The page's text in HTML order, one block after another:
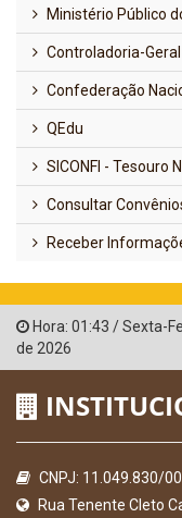
Ministério Público
Controladoria-
Confederação
QEdu
SICONFI - Tesouro
Consultar
Receber
Hora: 01:43 /Sexta-
de 2026
CNPJ: 11.049.830/
Rua Tenente Cleto